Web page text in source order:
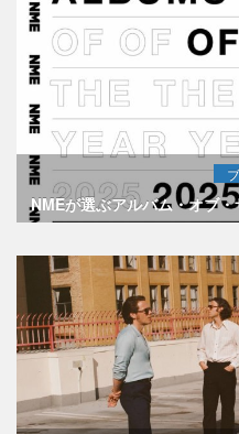
NMEが選ぶアルバム・オブ